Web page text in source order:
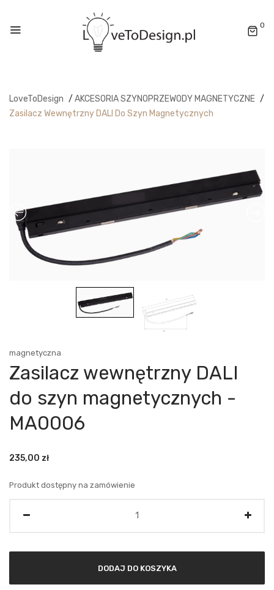
0
LoveToDesign / AKCESORIA SZYNOPRZEWODY MAGNETYCZNE /
Zasilacz Wewnętrzny DALI Do Szyn Magnetycznych
magnetyczna
Zasilacz wewnętrzny DALI
do szyn magnetycznych -
MA0006
235,00 zł
Produkt dostępny na zamówienie
DODAJ DO KOSZYKA